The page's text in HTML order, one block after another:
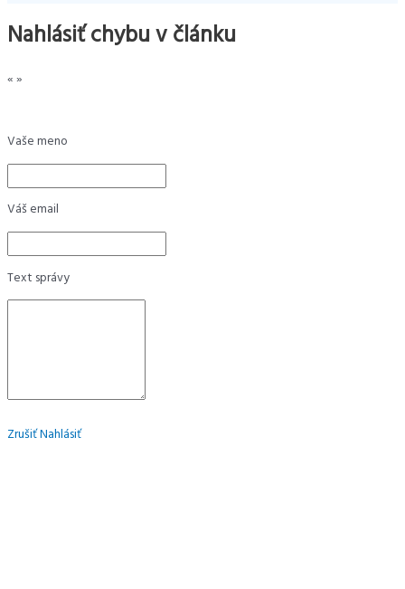
Nahlásiť chybu v článku
«»
Vaše meno
Váš email
Text správy
ZrušiťNahlásiť